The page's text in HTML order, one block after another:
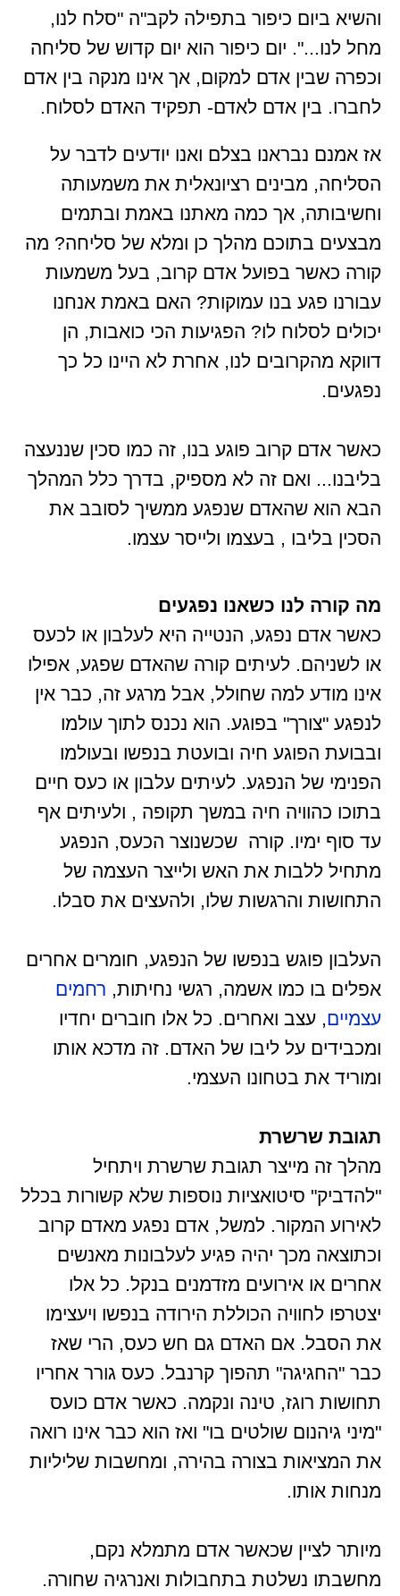
והשיא ביום כיפור בתפילה לקב"ה "סלח לנו,
מחל לנו...". יום כיפור הוא יום קדוש של סליחה
וכפרה שבין אדם למקום, אך אינו מנקה בין אדם
לחברו. בין אדם לאדם- תפקיד האדם לסלוח.
אז אמנם נבראנו בצלם ואנו יודעים לדבר על
הסליחה, מבינים רציונאלית את משמעותה
וחשיבותה, אך כמה מאתנו באמת ובתמים
מבצעים בתוכם מהלך כן ומלא של סליחה? מה
קורה כאשר בפועל אדם קרוב, בעל משמעות
עבורנו פגע בנו עמוקות? האם באמת אנחנו
יכולים לסלוח לו? הפגיעות הכי כואבות, הן
דווקא מהקרובים לנו, אחרת לא היינו כל כך
נפגעים.
כאשר אדם קרוב פוגע בנו, זה כמו סכין שננעצה
בליבנו... ואם זה לא מספיק, בדרך כלל המהלך
הבא הוא שהאדם שנפגע ממשיך לסובב את
הסכין בליבו , בעצמו ולייסר עצמו.
מה קורה לנו כשאנו נפגעים
כאשר אדם נפגע, הנטייה היא לעלבון או לכעס
או לשניהם. לעיתים קורה שהאדם שפגע, אפילו
אינו מודע למה שחולל, אבל מרגע זה, כבר אין
לנפגע "צורך" בפוגע. הוא נכנס לתוך עולמו
ובבועת הפוגע חיה ובועטת בנפשו ובעולמו
הפנימי של הנפגע. לעיתים עלבון או כעס חיים
בתוכו כהוויה חיה במשך תקופה , ולעיתים אף
עד סוף ימיו. קורה שכשנוצר הכעס, הנפגע
מתחיל ללבות את האש ולייצר העצמה של
התחושות והרגשות שלו, ולהעצים את סבלו.
העלבון פוגש בנפשו של הנפגע, חומרים אחרים
אפלים בו כמו אשמה, רגשי נחיתות, רחמים
עצמיים, עצב ואחרים. כל אלו חוברים יחדיו
ומכבידים על ליבו של האדם. זה מדכא אותו
ומוריד את בטחונו העצמי.
תגובת שרשרת
מהלך זה מייצר תגובת שרשרת ויתחיל
"להדביק" סיטואציות נוספות שלא קשורות בכלל
לאירוע המקור. למשל, אדם נפגע מאדם קרוב
וכתוצאה מכך יהיה פגיע לעלבונות מאנשים
אחרים או אירועים מזדמנים בנקל. כל אלו
יצטרפו לחוויה הכוללת הירודה בנפשו ויעצימו
את הסבל. אם האדם גם חש כעס, הרי שאז
כבר "החגיגה" תהפוך קרנבל. כעס גורר אחריו
תחושות רוגז, טינה ונקמה. כאשר אדם כועס
"מיני גיהנום שולטים בו" ואז הוא כבר אינו רואה
את המציאות בצורה בהירה, ומחשבות שליליות
מנחות אותו.
מיותר לציין שכאשר אדם מתמלא נקם,
מחשבתו נשלטת בתחבולות ואנרגיה שחורה.